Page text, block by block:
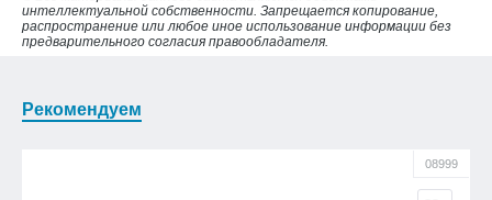
интеллектуальной собственности. Запрещается копирование,
распространение или любое иное использование информации без
предварительного согласия правообладателя.
Рекомендуем
08999